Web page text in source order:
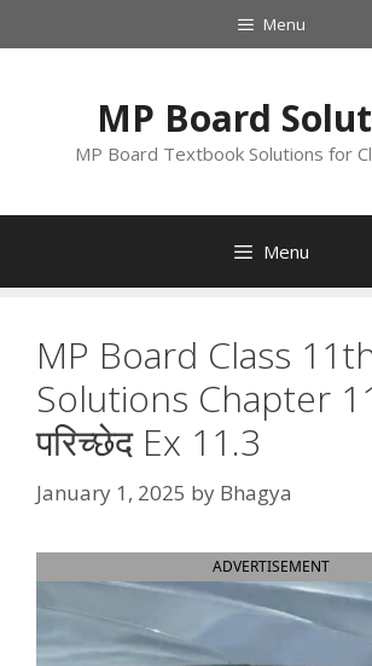
to
Menu
MP Board
MP Board Textbook Solutions for
Menu
MP Board Class
Solutions Chapter
परिच्छेद Ex 11.3
January 1, 2025 by Bhagya
ADVERTISEMENT